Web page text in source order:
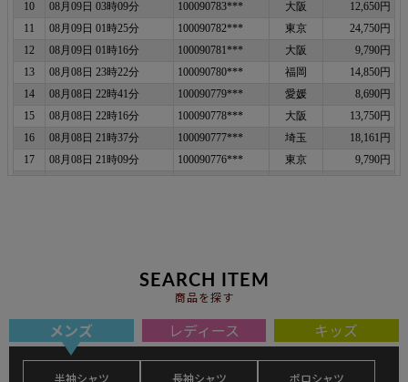
SEARCH ITEM
商品を探す
メンズ レディース キッズ
半袖シャツ 長袖シャツ
ポロシャツ